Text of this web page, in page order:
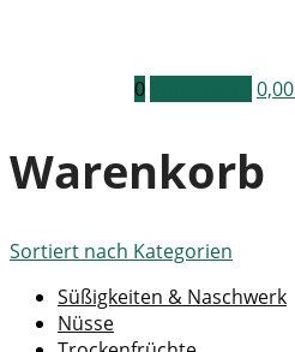
0 0,00
Warenkorb
Sortiert nach Kategorien
Süßigkeiten & Naschwerk
Nüsse